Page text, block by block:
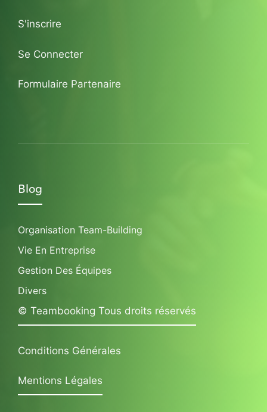
S'inscrire
Se Connecter
Formulaire Partenaire
Blog
Organisation Team-Building
Vie En Entreprise
Gestion Des Équipes
Divers
© Teambooking Tous droits réservés
Conditions Générales
Mentions Légales